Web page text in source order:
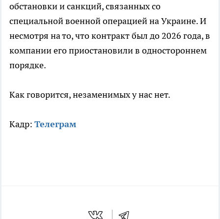
обстановки и санкций, связанных со
специальной военной операцией на Украине. И
несмотря на то, что контракт был до 2026 года, в
компании его приостановили в одностороннем
порядке.
Как говорится, незаменимых у нас нет.
Кадр: Телеграм